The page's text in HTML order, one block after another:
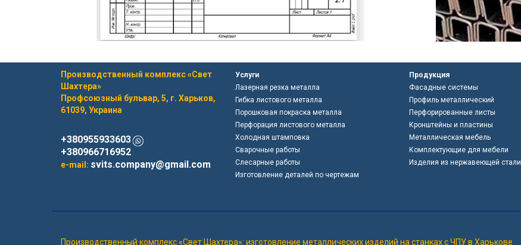
Производственный комплекс «Свет
Шахтера»
Профсоюзный бульвар, 5, г. Харьков,
61039, Украина
+380955933603
+380966716952
e-mail: svits.company@gmail.com
Услуги
Лазерная резка металла
Гибка листового металла
Порошковая покраска металла
Перфорация листового металла
Холодная штамповка
Сварочные работы
Слесарные работы
Изготовление деталей по чертежам
Продукция
Фасадные системы
Профиль металлический
Перфорированные листы
Кронштейны и пластины
Металлическая мебель
Комплектующие для мебели
Изделия из нержавеющей стали
Производственный комплекс «Свет Шахтера»: изготовление металлических изделий на станках с ЧПУ в Харькове